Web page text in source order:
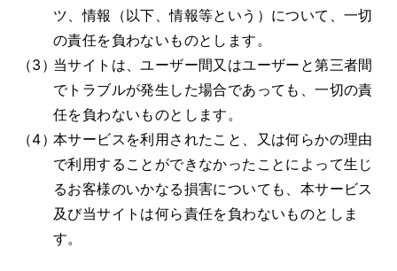
ツ、情報（以下、情報等という）について、一切
の責任を負わないものとします。
（3）当サイトは、ユーザー間又はユーザーと第三者間
でトラブルが発生した場合であっても、一切の責
任を負わないものとします。
（4）本サービスを利用されたこと、又は何らかの理由
で利用することができなかったことによって生じ
るお客様のいかなる損害についても、本サービス
及び当サイトは何ら責任を負わないものとしま
す。